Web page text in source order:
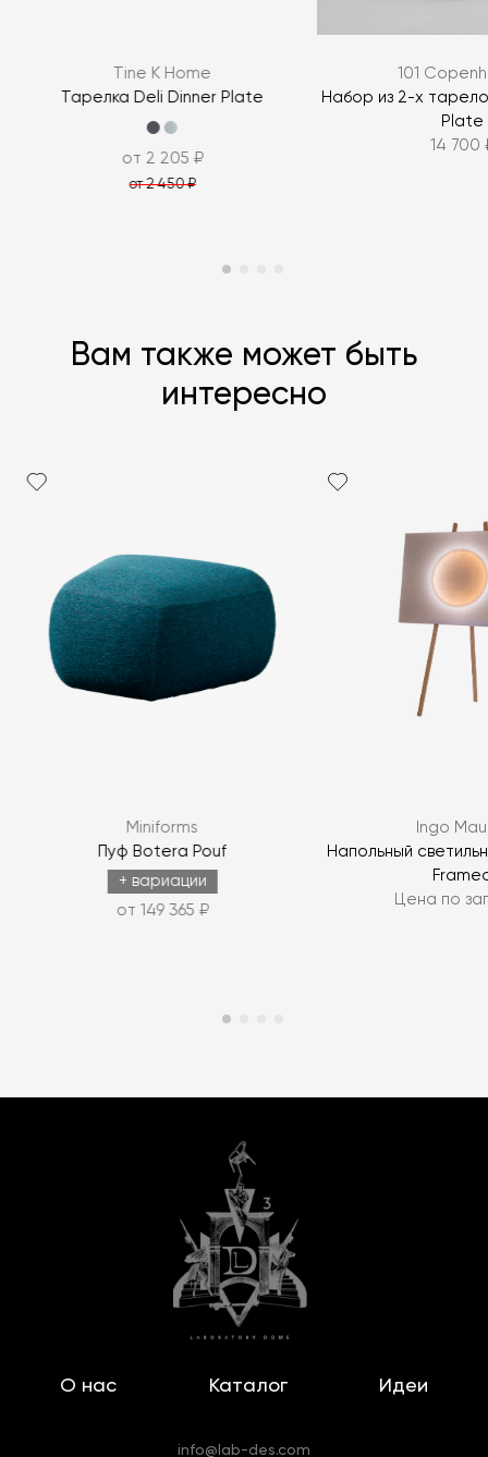
Tine K Home
Тарелка Deli Dinner Plate
от 2 205 ₽
от 2 450 ₽
101
Набор из 2-х
Plate
14 700
Вам также может быть
интересно
Miniforms
Пуф Botera Pouf
+ вариации
от 149 365 ₽
Ingo
Напольный
Цена по
О нас Каталог Идеи
info@lab-des.com